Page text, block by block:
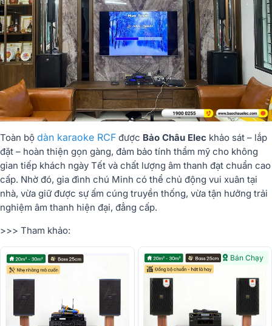
Toàn bộ dàn karaoke RCF được Bảo Châu Elec khảo sát – lắp
đặt – hoàn thiện gọn gàng, đảm bảo tính thẩm mỹ cho không
gian tiếp khách ngày Tết và chất lượng âm thanh đạt chuẩn cao
cấp. Nhờ đó, gia đình chú Minh có thể chủ động vui xuân tại
nhà, vừa giữ được sự ấm cúng truyền thống, vừa tận hưởng trải
nghiệm âm thanh hiện đại, đẳng cấp.
>>> Tham khảo:
Bán Chạy